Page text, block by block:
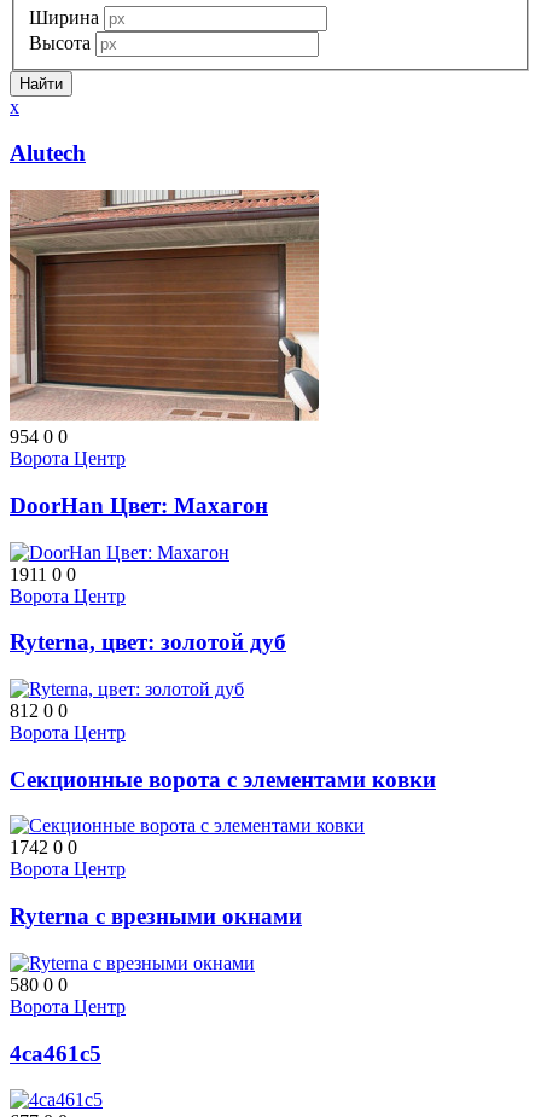
Ширина
Высота
x
Alutech
954 0 0
Ворота Центр
DoorHan Цвет: Махагон
1911 0 0
Ворота Центр
Ryterna, цвет: золотой дуб
812 0 0
Ворота Центр
Секционные ворота с элементами ковки
1742 0 0
Ворота Центр
Ryterna с врезными окнами
580 0 0
Ворота Центр
4ca461c5